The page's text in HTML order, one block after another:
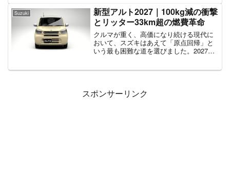
界初公開予定の**ランドクルーザーFJ**。
それは、...
Suzuki
新型アルト2027｜100kg減の衝撃
とリッター33km超の燃費革命
クルマが重く、高価になり続ける現代に
おいて、スズキはあえて「原点回帰」と
いう最も困難な道を選びました。2027年9
スポンサーリンク